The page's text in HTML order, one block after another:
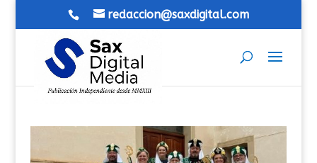
redaccion@saxdigital.com